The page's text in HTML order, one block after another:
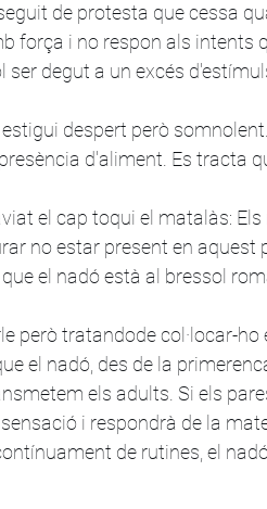
de protesta que cessa
força i no respon als intents
degut a un excés
despert però
d'aliment. Es tracta
el cap toqui el matalàs:
no estar present en aquest
el nadó està al bressol
però tratandode col·locar-ho
el nadó, des de la
els adults. Si els
i respondrà de la
de rutines, el